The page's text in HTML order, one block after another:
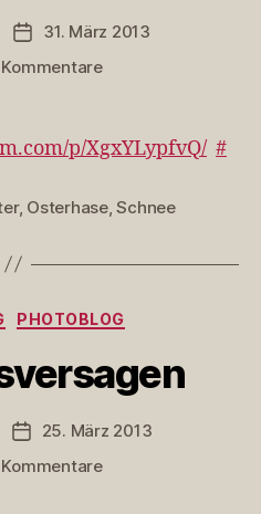
Veröffentlichungsdatum
31. März 2013
Kommentarezu
p/XgxYLypfvQ/ #
, Osterhase,Schnee
Kategorien
PHOTOBLOG
Veröffentlichungsdatum
25. März 2013
Kommentarezu